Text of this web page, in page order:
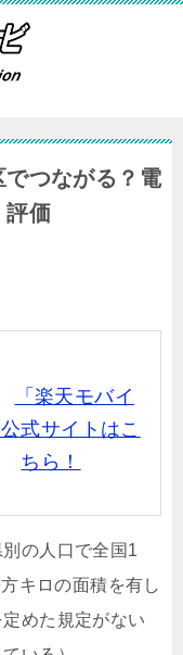
つながる？電
評価
「楽天モバイ
式サイトはこ
ちら！
の人口で全国1
キロの面積を有し
めた規定がない